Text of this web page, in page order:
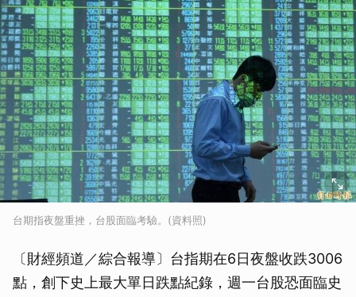
台期指夜盤重挫，台股面臨考驗。(資料照)
〔財經頻道／綜合報導〕台指期在6日夜盤收跌3006
點，創下史上最大單日跌點紀錄，週一台股恐面臨史